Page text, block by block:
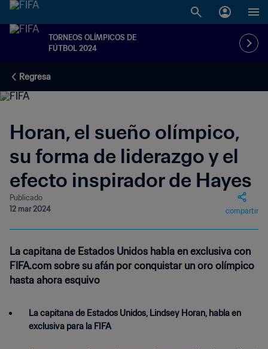
TORNEOS OLÍMPICOS DE
FÚTBOL 2024
Regresa
Horan, el sueño olímpico,
su forma de liderazgo y el
efecto inspirador de Hayes
Publicado
12 mar 2024
compartir
La capitana de Estados Unidos habla en exclusiva con
FIFA.com sobre su afán por conquistar un oro olímpico
hasta ahora esquivo
La capitana de Estados Unidos, Lindsey Horan, habla en
exclusiva para la FIFA